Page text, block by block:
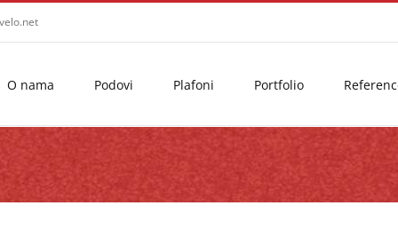
O nama Podovi Plafoni Portfolio